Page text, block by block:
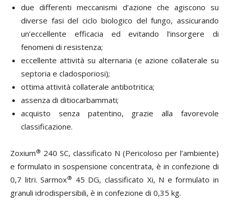
due differenti meccanismi d’azione che agiscono su
diverse fasi del ciclo biologico del fungo, assicurando
un’eccellente efficacia ed evitando l’insorgere di
fenomeni di resistenza;
eccellente attività su alternaria (e azione collaterale su
septoria e cladosporiosi);
ottima attività collaterale antibotritica;
assenza di ditiocarbammati;
acquisto senza patentino, grazie alla favorevole
classificazione.
Zoxium® 240 SC, classificato N (Pericoloso per l’ambiente)
e formulato in sospensione concentrata, è in confezione di
0,7 litri. Sarmox® 45 DG, classificato Xi, N e formulato in
granuli idrodispersibili, è in confezione di 0,35 kg.